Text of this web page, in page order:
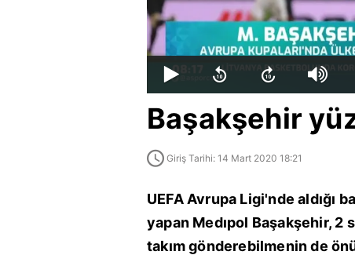
Başakşehir
Giriş Tarihi: 14 Mart 2020 18:21
UEFA Avrupa Ligi'nde aldığı
yapan Medıpol Başakşehir,
takım gönderebilmenin de